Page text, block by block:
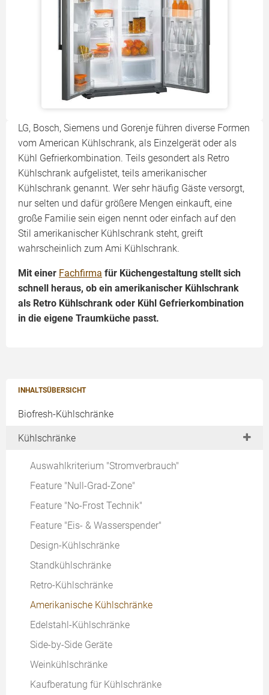
INHALTSÜBERSICHT
Biofresh-Kühlschränke
Kühlschränke
Auswahlkriterium "Stromverbrauch"
Feature "Null-Grad-Zone"
Feature "No-Frost Technik"
Feature "Eis- & Wasserspender"
Design-Kühlschränke
Standkühlschränke
Retro-Kühlschränke
Amerikanische Kühlschränke
Edelstahl-Kühlschränke
Side-by-Side Geräte
Weinkühlschränke
Kaufberatung für Kühlschränke
LG, Bosch, Siemens und Gorenje führen diverse Formen
vom American Kühlschrank, als Einzelgerät oder als
Kühl Gefrierkombination. Teils gesondert als Retro
Kühlschrank aufgelistet, teils amerikanischer
Kühlschrank genannt. Wer sehr häufig Gäste versorgt,
nur selten und dafür größere Mengen einkauft, eine
große Familie sein eigen nennt oder einfach auf den
Stil amerikanischer Kühlschrank steht, greift
wahrscheinlich zum Ami Kühlschrank.
Mit einer Fachfirma für Küchengestaltung stellt sich
schnell heraus, ob ein amerikanischer Kühlschrank
als Retro Kühlschrank oder Kühl Gefrierkombination
in die eigene Traumküche passt.